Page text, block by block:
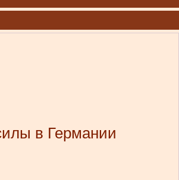
в Германии